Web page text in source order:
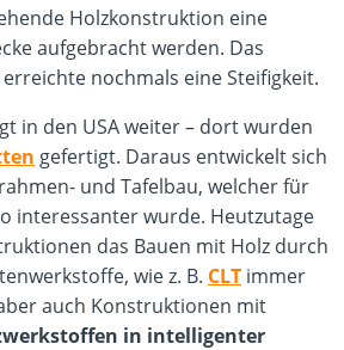
Holzkonstruktion eine
aufgebracht werden. Das
nochmals eine Steifigkeit.
in den USA weiter – dort wurden
gefertigt. Daraus entwickelt sich
und Tafelbau, welcher für
interessanter wurde. Heutzutage
das Bauen mit Holz durch
wie z. B. CLT immer
auch Konstruktionen mit
in intelligenter